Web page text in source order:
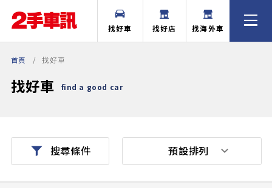
找好車 找好店 找海外車
首頁 找好車
找好車 find a good car
搜尋條件 預設排列